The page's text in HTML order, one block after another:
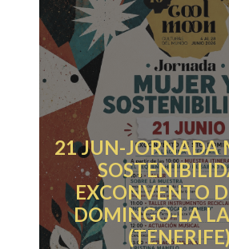
21 JUN-JORNADA
EXCONVENTO
DOMINGO-LA